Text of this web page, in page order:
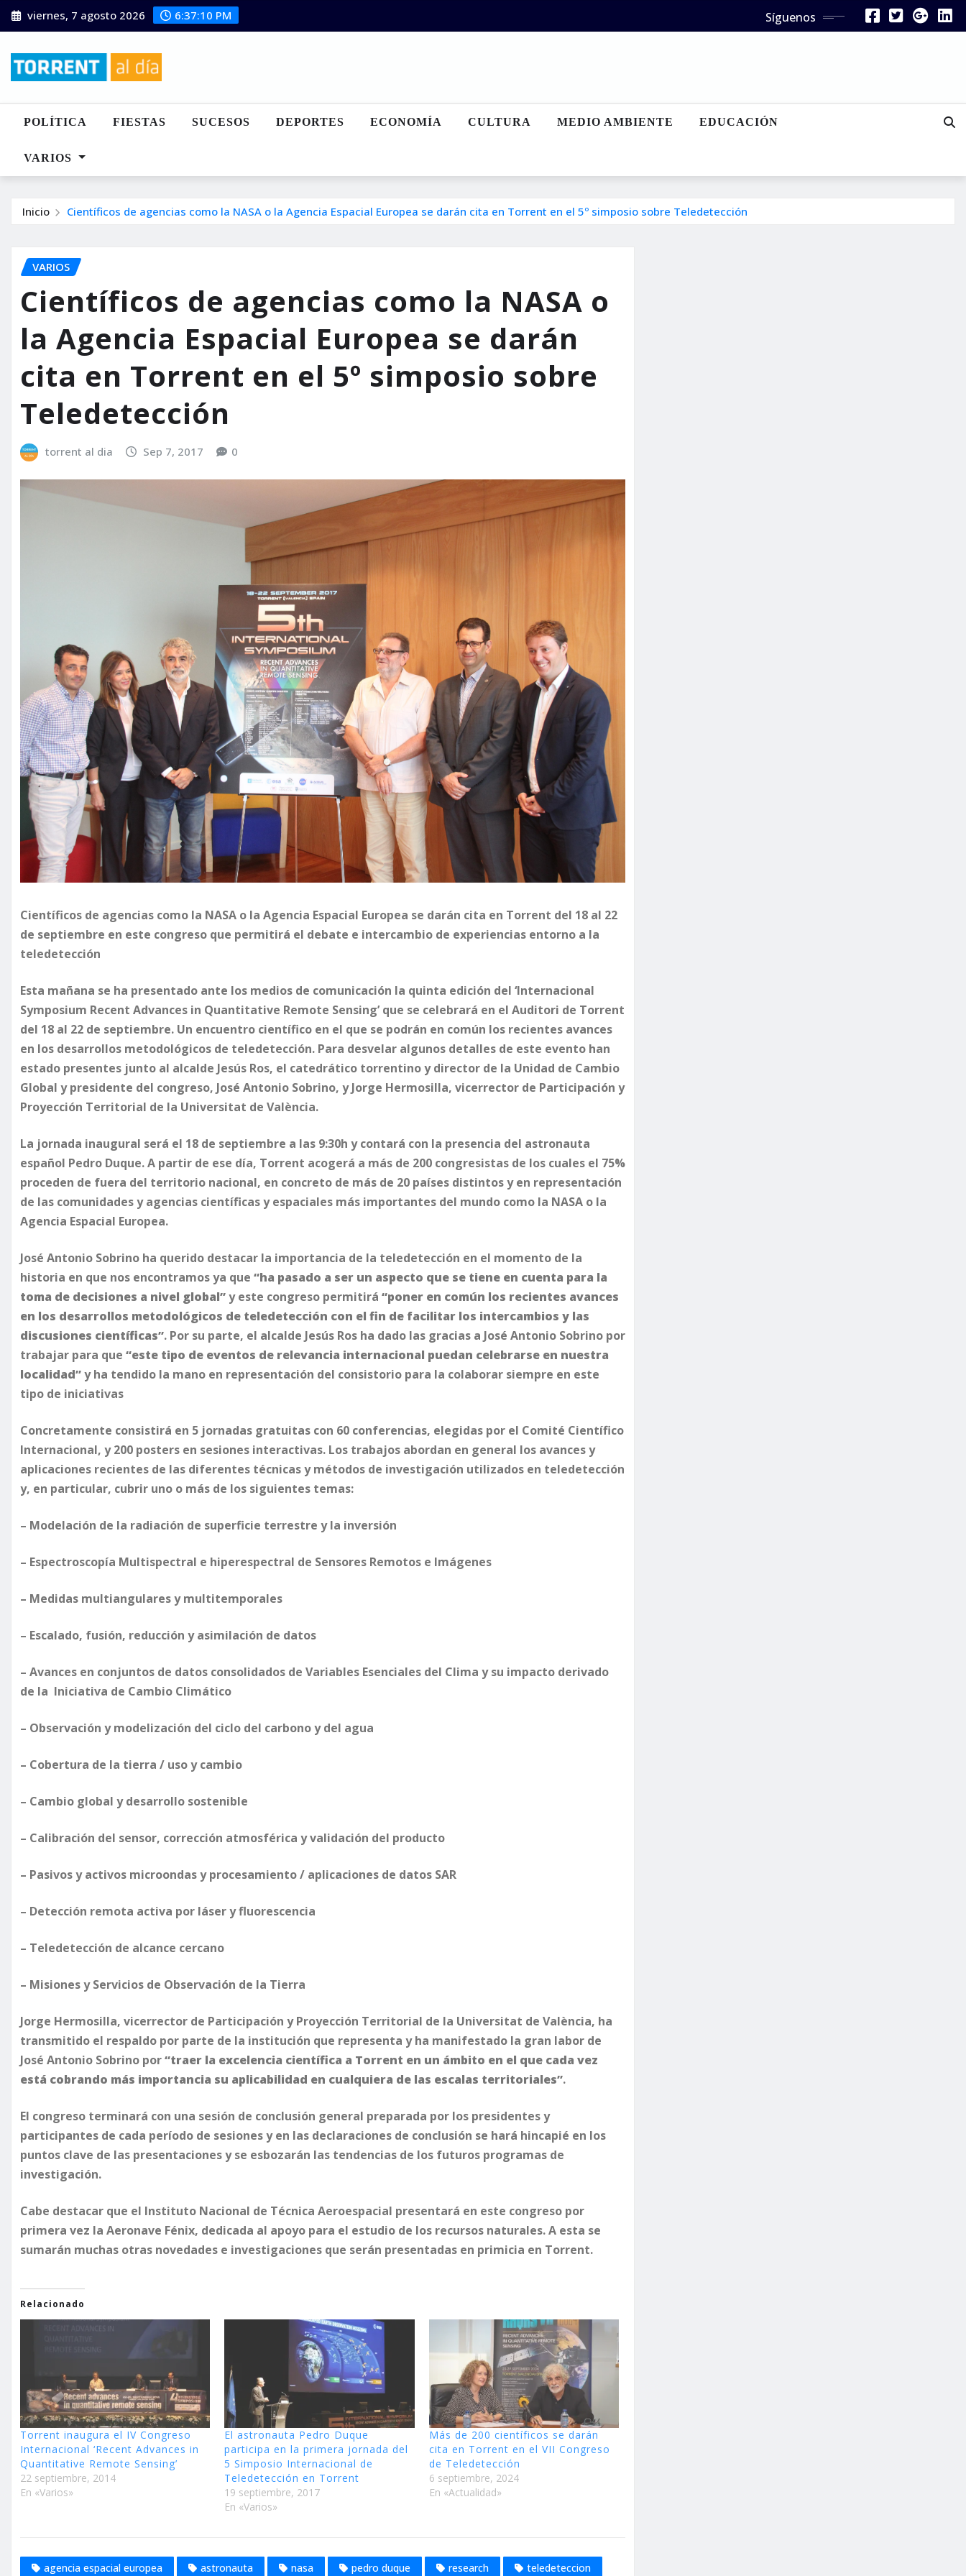
Saltar
al
viernes, 7 agosto 2026 6:37:11 PM Síguenos
POLÍTICA FIESTAS SUCESOS DEPORTES ECONOMÍA CULTURA MEDIO AMBIENTE EDUCACIÓN
VARIOS
Inicio Científicos de agencias como la NASA o la Agencia Espacial Europea se darán cita en Torrent en el 5º simposio sobre Teledetección
VARIOS
Científicos de agencias como la NASA o
la Agencia Espacial Europea se darán
cita en Torrent en el 5º simposio sobre
Teledetección
torrent al dia Sep 7, 2017 0
Científicos de agencias como la NASA o la Agencia Espacial Europea se darán cita en Torrent del 18 al 22
de septiembre en este congreso que permitirá el debate e intercambio de experiencias entorno a la
teledetección
Esta mañana se ha presentado ante los medios de comunicación la quinta edición del ‘Internacional
Symposium Recent Advances in Quantitative Remote Sensing’ que se celebrará en el Auditori de Torrent
del 18 al 22 de septiembre. Un encuentro científico en el que se podrán en común los recientes avances
en los desarrollos metodológicos de teledetección. Para desvelar algunos detalles de este evento han
estado presentes junto al alcalde Jesús Ros, el catedrático torrentino y director de la Unidad de Cambio
Global y presidente del congreso, José Antonio Sobrino, y Jorge Hermosilla, vicerrector de Participación y
Proyección Territorial de la Universitat de València.
La jornada inaugural será el 18 de septiembre a las 9:30h y contará con la presencia del astronauta
español Pedro Duque. A partir de ese día, Torrent acogerá a más de 200 congresistas de los cuales el 75%
proceden de fuera del territorio nacional, en concreto de más de 20 países distintos y en representación
de las comunidades y agencias científicas y espaciales más importantes del mundo como la NASA o la
Agencia Espacial Europea.
José Antonio Sobrino ha querido destacar la importancia de la teledetección en el momento de la
historia en que nos encontramos ya que “ha pasado a ser un aspecto que se tiene en cuenta para la
toma de decisiones a nivel global”y este congreso permitirá “poner en común los recientes avances
en los desarrollos metodológicos de teledetección con el fin de facilitar los intercambios y las
discusiones científicas”. Por su parte, el alcalde Jesús Ros ha dado las gracias a José Antonio Sobrino por
trabajar para que “este tipo de eventos de relevancia internacional puedan celebrarse en nuestra
localidad”y ha tendido la mano en representación del consistorio para la colaborar siempre en este
tipo de iniciativas
Concretamente consistirá en 5 jornadas gratuitas con 60 conferencias, elegidas por el Comité Científico
Internacional, y 200 posters en sesiones interactivas. Los trabajos abordan en general los avances y
aplicaciones recientes de las diferentes técnicas y métodos de investigación utilizados en teledetección
y, en particular, cubrir uno o más de los siguientes temas:
– Modelación de la radiación de superficie terrestre y la inversión
– Espectroscopía Multispectral e hiperespectral de Sensores Remotos e Imágenes
– Medidas multiangulares y multitemporales
– Escalado, fusión, reducción y asimilación de datos
– Avances en conjuntos de datos consolidados de Variables Esenciales del Clima y su impacto derivado
de la Iniciativa de Cambio Climático
– Observación y modelización del ciclo del carbono y del agua
– Cobertura de la tierra / uso y cambio
– Cambio global y desarrollo sostenible
– Calibración del sensor, corrección atmosférica y validación del producto
– Pasivos y activos microondas y procesamiento / aplicaciones de datos SAR
– Detección remota activa por láser y fluorescencia
– Teledetección de alcance cercano
– Misiones y Servicios de Observación de la Tierra
Jorge Hermosilla, vicerrector de Participación y Proyección Territorial de la Universitat de València, ha
transmitido el respaldo por parte de la institución que representa y ha manifestado la gran labor de
José Antonio Sobrino por“traer la excelencia científica a Torrent en un ámbito en el que cada vez
está cobrando más importancia su aplicabilidad en cualquiera de las escalas territoriales”.
El congreso terminará con una sesión de conclusión general preparada por los presidentes y
participantes de cada período de sesiones y en las declaraciones de conclusión se hará hincapié en los
puntos clave de las presentaciones y se esbozarán las tendencias de los futuros programas de
investigación.
Cabe destacar que el Instituto Nacional de Técnica Aeroespacial presentará en este congreso por
primera vez la Aeronave Fénix, dedicada al apoyo para el estudio de los recursos naturales. A esta se
sumarán muchas otras novedades e investigaciones que serán presentadas en primicia en Torrent.
Relacionado
Torrent inaugura el IV Congreso
Internacional ‘Recent Advances in
Quantitative Remote Sensing’
22 septiembre, 2014
En «Varios»
El astronauta Pedro Duque
participa en la primera jornada del
5 Simposio Internacional de
Teledetección en Torrent
19 septiembre, 2017
En «Varios»
Más de 200 científicos se darán
cita en Torrent en el VII Congreso
de Teledetección
6 septiembre, 2024
En «Actualidad»
agencia espacial europea astronauta nasa pedro duque research teledeteccion